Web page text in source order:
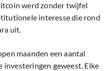
werd zonder twijfel
interesse die rond
uit.
maanden een aantal
geweest. Elke